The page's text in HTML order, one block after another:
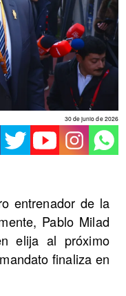
30 de junio de 2026
entrenador de la
Pablo Milad
elija al próximo
finaliza en